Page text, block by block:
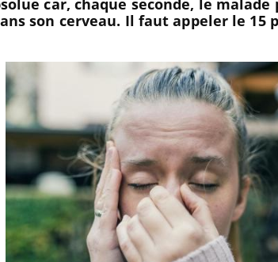
car, chaque seconde, le
son cerveau. Il faut appeler le
une otite
vacances ?
un cas détecté
en France
Grossesse à
naturel attire
des chercheurs
Comment oublier
écrans en